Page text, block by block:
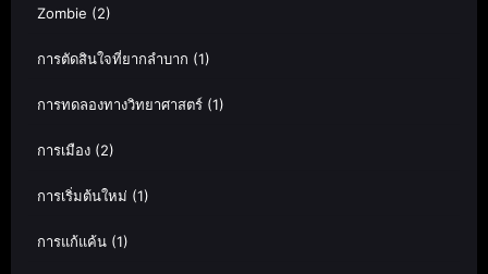
Zombie (2)
การตัดสินใจที่ยากลำบาก (1)
การทดลองทางวิทยาศาสตร์ (1)
การเมือง (2)
การเริ่มต้นใหม่ (1)
การแก้แค้น (1)